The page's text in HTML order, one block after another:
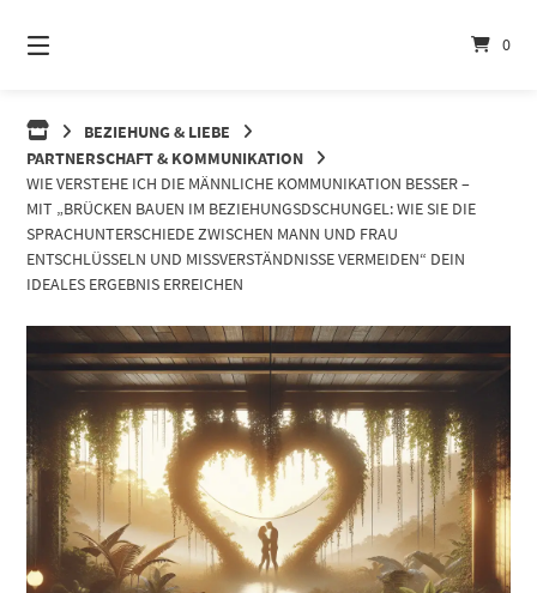
zum
Inhalt
0
BEZIEHUNG & LIEBE
PARTNERSCHAFT & KOMMUNIKATION
WIE VERSTEHE ICH DIE MÄNNLICHE KOMMUNIKATION BESSER –
MIT „BRÜCKEN BAUEN IM BEZIEHUNGSDSCHUNGEL: WIE SIE DIE
SPRACHUNTERSCHIEDE ZWISCHEN MANN UND FRAU
ENTSCHLÜSSELN UND MISSVERSTÄNDNISSE VERMEIDEN“ DEIN
IDEALES ERGEBNIS ERREICHEN